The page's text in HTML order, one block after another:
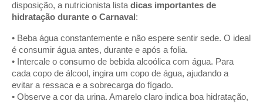
disposição, a nutricionista listadicas importantes de
hidratação durante o Carnaval :
• Beba água constantemente e não espere sentir sede. O ideal
é consumir água antes, durante e após a folia.
• Intercale o consumo de bebida alcoólica com água. Para
cada copo de álcool, ingira um copo de água, ajudando a
evitar a ressaca e a sobrecarga do fígado.
• Observe a cor da urina. Amarelo claro indica boa hidratação,